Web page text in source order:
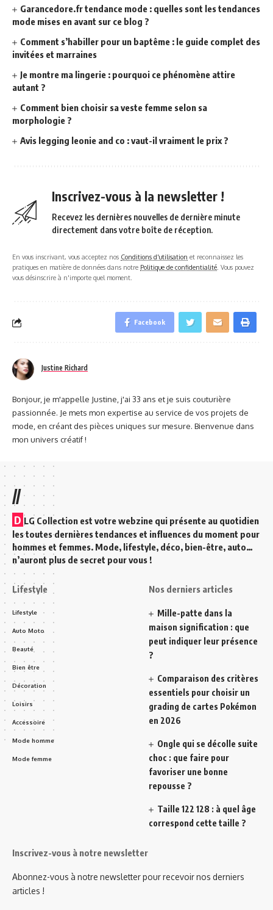
Garancedore.fr tendance mode : quelles sont les tendances
mode mises en avant sur ce blog ?
Comment s’habiller pour un baptême : le guide complet des
invitées et marraines
Je montre ma lingerie : pourquoi ce phénomène attire
autant ?
Comment bien choisir sa veste femme selon sa
morphologie ?
Avis legging leonie and co : vaut-il vraiment le prix ?
Inscrivez-vous à la newsletter !
Recevez les dernières nouvelles de dernière minute
directement dans votre boîte de réception.
En vous inscrivant, vous acceptez nos Conditions d'utilisation et reconnaissez les
pratiques en matière de données dans notre Politique de confidentialité . Vous pouvez
vous désinscrire à n'importe quel moment.
Facebook
Justine Richard
Bonjour, je m'appelle Justine, j'ai 33 ans et je suis couturière
passionnée. Je mets mon expertise au service de vos projets de
mode, en créant des pièces uniques sur mesure. Bienvenue dans
mon univers créatif !
//
D LG Collection est votre webzine qui présente au quotidien
les toutes dernières tendances et influences du moment pour
hommes et femmes. Mode, lifestyle, déco, bien-être, auto…
n’auront plus de secret pour vous !
Lifestyle
Lifestyle
Auto Moto
Beauté
Bien être
Décoration
Loisirs
Accessoire
Mode homme
Mode femme
Nos derniers articles
Mille-patte dans la
maison signification : que
peut indiquer leur présence
?
Comparaison des critères
essentiels pour choisir un
grading de cartes Pokémon
en 2026
Ongle qui se décolle suite
choc : que faire pour
favoriser une bonne
repousse ?
Taille 122 128 : à quel âge
correspond cette taille ?
Inscrivez-vous à notre newsletter
Abonnez-vous à notre newsletter pour recevoir nos derniers
articles !